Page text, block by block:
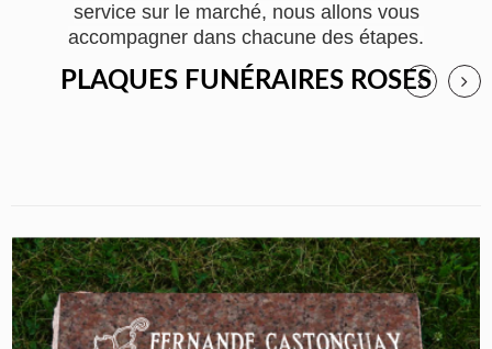
service sur le marché, nous allons vous
accompagner dans chacune des étapes.
PLAQUES FUNÉRAIRES ROSES